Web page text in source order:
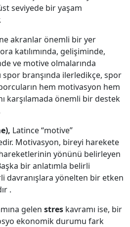
seviyede bir yaşam
akranlar önemli bir yer
katılımında, gelişiminde,
ve motive olmalarında
spor branşında ilerledikçe, spor
hem motivasyon hem
karşılamada önemli bir destek
Latince “motive”
Motivasyon, bireyi harekete
yönünü belirleyen
bir anlatımla belirli
davranışlara yönelten bir etken
.
gelen stres kavramı ise, bir
ekonomik durumu fark